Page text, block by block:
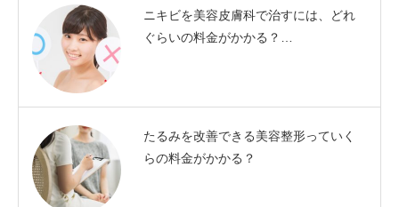
ニキビを美容皮膚科で治すには、どれ
ぐらいの料金がかかる？…
たるみを改善できる美容整形っていく
らの料金がかかる？